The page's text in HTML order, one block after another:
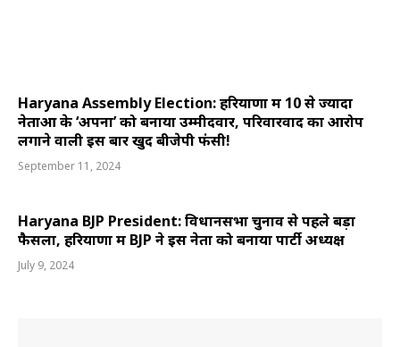
Haryana Assembly Election: हरियाणा में 10 से ज्यादा
नेताओं के ‘अपनों’ को बनाया उम्मीदवार, परिवारवाद का आरोप
लगाने वाली इस बार खुद बीजेपी फंसी!
September 11, 2024
Haryana BJP President: विधानसभा चुनाव से पहले बड़ा
फैसला, हरियाणा में BJP ने इस नेता को बनाया पार्टी अध्यक्ष
July 9, 2024